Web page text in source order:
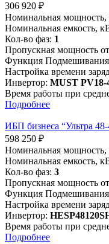
306 920 ₽
Номинальная мощность,
Номинальная емкость,
Кол-во фаз: 1
Пропускная мощность
Функция
Настройка времени
Инвертор: MUST PV18-
Время работы при
Подробнее
ИБП бизнеса “Ультра
598 250 ₽
Номинальная мощность,
Номинальная емкость,
Кол-во фаз: 3
Пропускная мощность
Функция
Настройка времени
Инвертор:
Время работы при
Подробнее